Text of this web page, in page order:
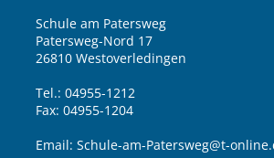
Schule am Patersweg
Patersweg-Nord 17
26810 Westoverledingen
Tel.: 04955-1212
Fax: 04955-1204
Email: Schule-am-Patersweg@t-